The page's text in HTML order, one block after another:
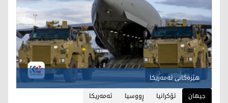
هێزەکانی ئەمەریکا
جیهان
ئۆکرانیا ڕووسیا ئەمەریکا